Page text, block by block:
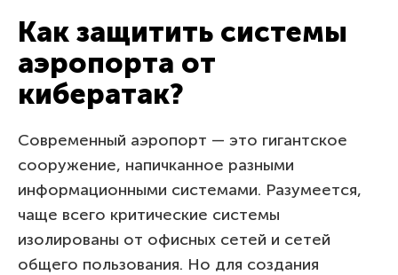
Как защитить системы
аэропорта от
кибератак?
Современный аэропорт — это гигантское
сооружение, напичканное разными
информационными системами. Разумеется,
чаще всего критические системы
изолированы от офисных сетей и сетей
общего пользования. Но для создания